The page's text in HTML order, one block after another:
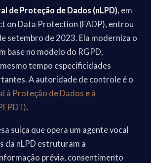
de Proteção de Dados (nLPD), em
on Data Protection (FADP), entrou
setembro de 2023. Ela moderniza o
base no modelo do RGPD,
tempo especificidades
A autoridade de controle é o
à Proteção de Dados e à
.
suíça que opera um agente vocal
da nLPD estruturam a
prévia, consentimento